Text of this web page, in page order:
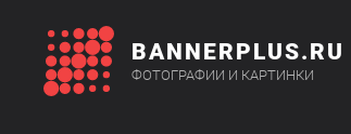
BANNERPLUS.RU
ФОТОГРАФИИ И КАРТИНКИ